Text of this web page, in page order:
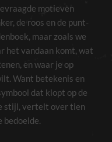
motieven
de roos en de punt-
maar zoals we
het vandaan komt, wat
en waar je op
Want betekenis en
dat klopt op de
stijl, vertelt over tien
bedoelde.